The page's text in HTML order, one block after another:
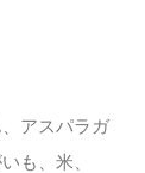
アスパラガ
も、米、